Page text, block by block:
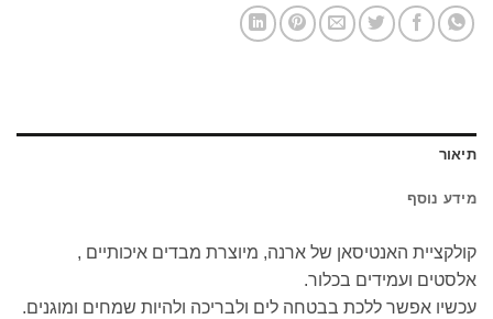
תיאור
מידע נוסף
קולקציית האנטיסאן של ארנה, מיוצרת מבדים איכותיים ,
אלסטים ועמידים בכלור.
עכשיו אפשר ללכת בבטחה לים ולבריכה ולהיות שמחים ומוגנים.